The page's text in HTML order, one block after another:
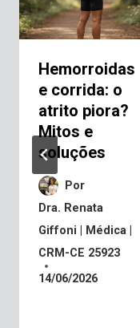
Hemorroidas
e corrida: o
atrito piora?
Mitos e
soluções
Por
Dra. Renata
Giffoni | Médica |
CRM-CE 25923
14/06/2026